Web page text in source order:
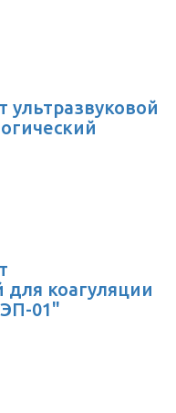
ультразвуковой
коагуляции
01"